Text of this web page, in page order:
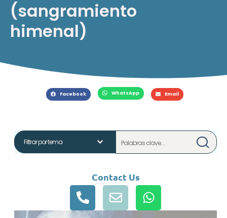
(sangramiento
himenal)
Facebook WhatsApp Email
Contact Us